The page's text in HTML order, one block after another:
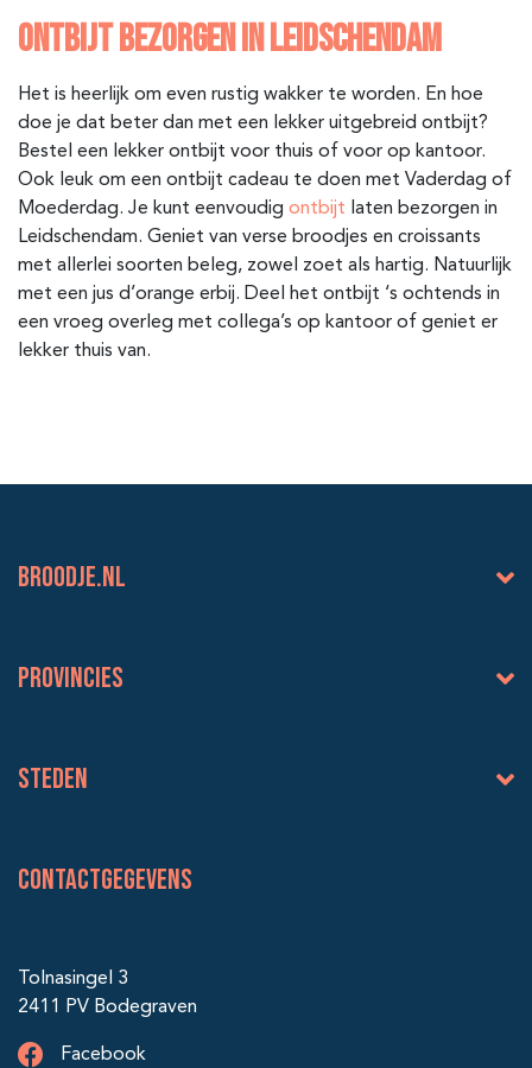
ONTBIJT BEZORGEN IN LEIDSCHENDAM
Het is heerlijk om even rustig wakker te worden. En hoe
doe je dat beter dan met een lekker uitgebreid ontbijt?
Bestel een lekker ontbijt voor thuis of voor op kantoor.
Ook leuk om een ontbijt cadeau te doen met Vaderdag of
Moederdag. Je kunt eenvoudig ontbijt laten bezorgen in
Leidschendam. Geniet van verse broodjes en croissants
met allerlei soorten beleg, zowel zoet als hartig. Natuurlijk
met een jus d’orange erbij. Deel het ontbijt ‘s ochtends in
een vroeg overleg met collega’s op kantoor of geniet er
lekker thuis van.
BROODJE.NL
Provincies
Steden
Contactgegevens
Tolnasingel 3
2411 PV Bodegraven
Facebook